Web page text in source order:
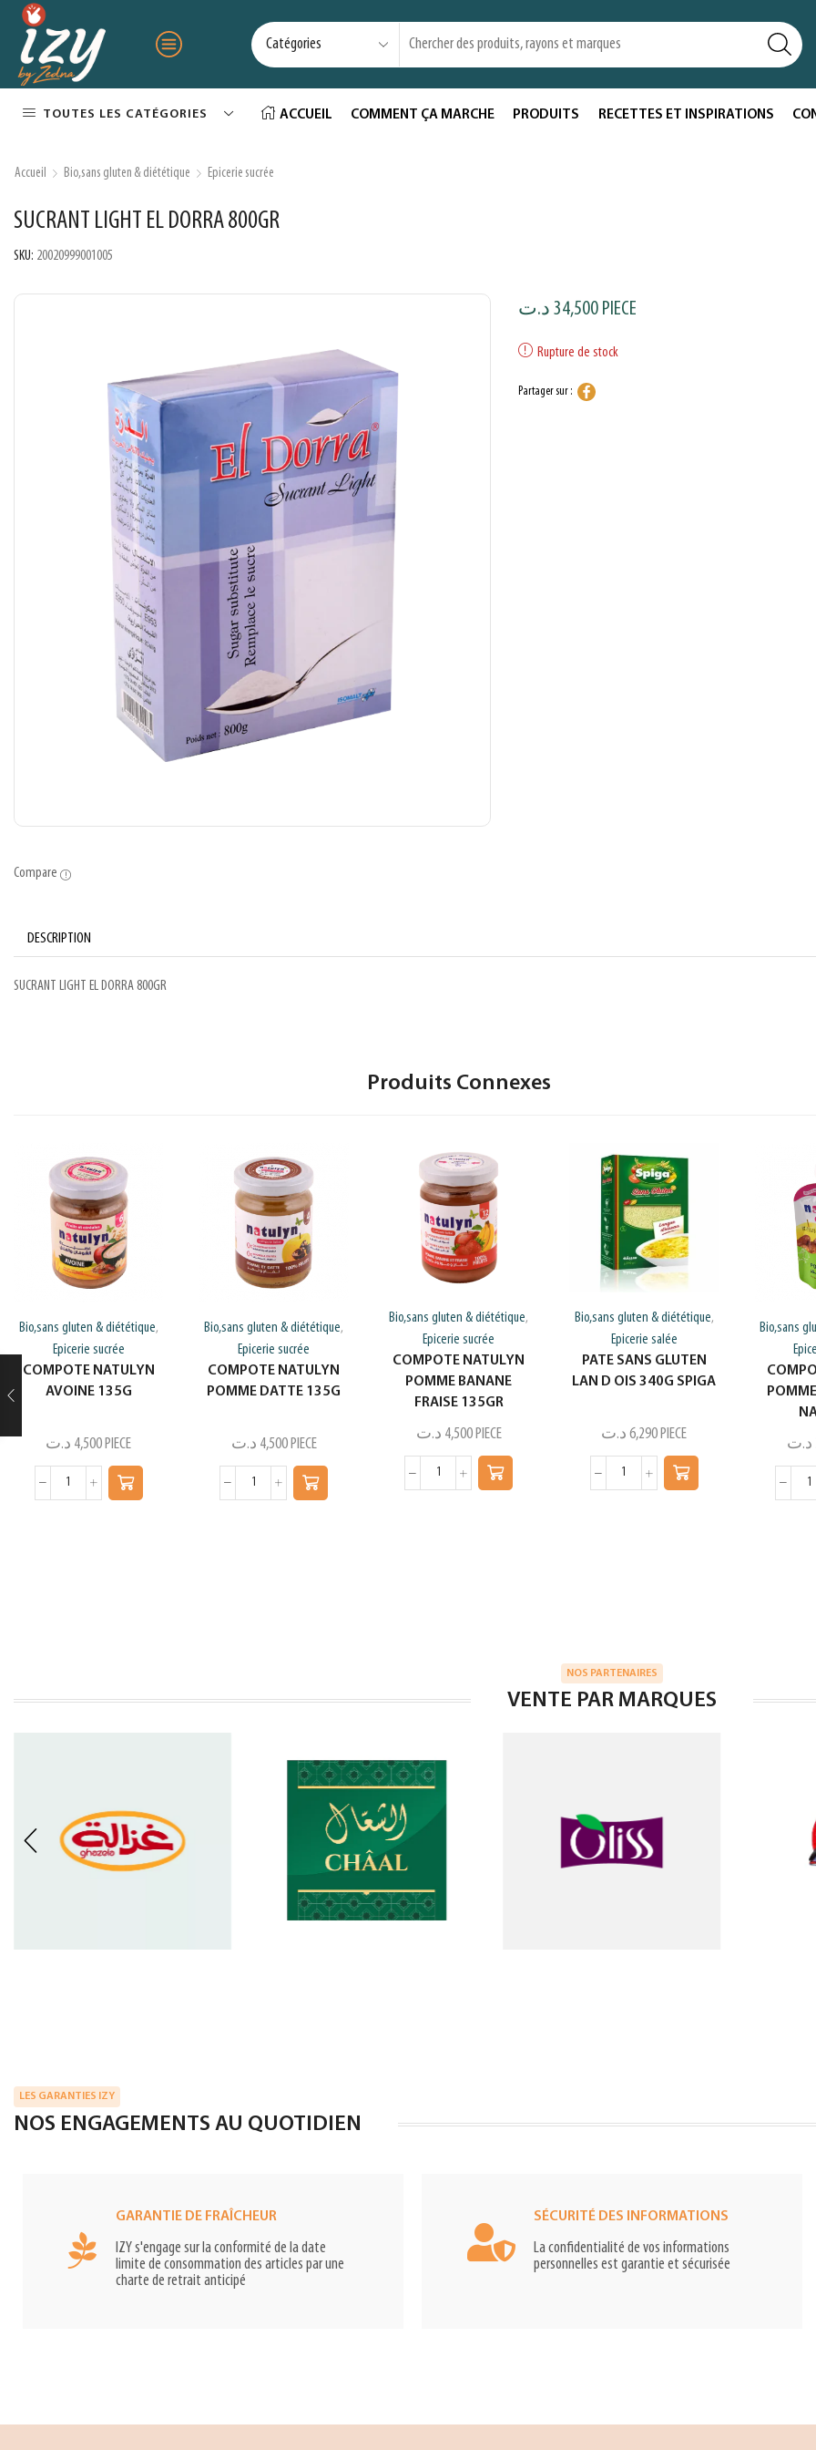
TOUTES LES CATÉGORIES ACCUEIL COMMENT ÇA MARCHE PRODUITS RECETTES ET INSPIRATIONS
Accueil Bio,sans gluten & diététique Epicerie sucrée
SUCRANT LIGHT EL DORRA 800GR
SKU: 20020999001005
Compare
34,500 د.ت PIECE
Rupture de stock
Partager sur :
DESCRIPTION
SUCRANT LIGHT EL DORRA 800GR
Produits Connexes
Bio,sans gluten & diététique,
Epicerie sucrée
COMPOTE NATULYN
AVOINE 135G
4,500 د.ت PIECE
Bio,sans gluten & diététique,
Epicerie sucrée
COMPOTE NATULYN
POMME DATTE 135G
4,500 د.ت PIECE
Bio,sans gluten & diététique,
Epicerie sucrée
COMPOTE NATULYN
POMME BANANE
FRAISE 135GR
4,500 د.ت PIECE
Bio,sans gluten & diététique,
Epicerie salée
PATE SANS GLUTEN
LAN D OIS 340G SPIGA
6,290 د.ت PIECE
Bio,sans
د.ت
NOS PARTENAIRES
VENTE PAR MARQUES
LES GARANTIES IZY
NOS ENGAGEMENTS AU QUOTIDIEN
GARANTIE DE FRAÎCHEUR
IZY s'engage sur la conformité de la date
limite de consommation des articles par une
charte de retrait anticipé
SÉCURITÉ DES INFORMATIONS
La confidentialité de vos informations
personnelles est garantie et sécurisée